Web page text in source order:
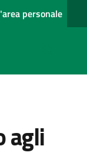
personale
agli